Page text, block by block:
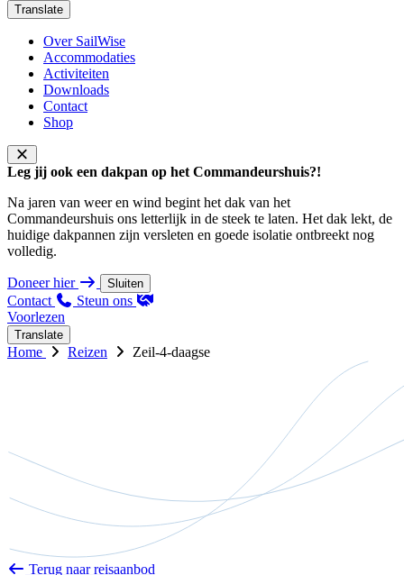
Translate
Over SailWise
Accommodaties
Activiteiten
Downloads
Contact
Shop
Leg jij ook een dakpan op het Commandeurshuis?!
Na jaren van weer en wind begint het dak van het
Commandeurshuis ons letterlijk in de steek te laten. Het dak lekt, de
huidige dakpannen zijn versleten en goede isolatie ontbreekt nog
volledig.
Doneer hier Sluiten
Contact
Steun ons
Voorlezen
Translate
Home Reizen Zeil-4-daagse
Terug naar reisaanbod